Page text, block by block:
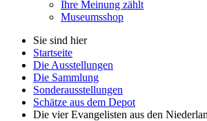
Ihre Meinung zählt
Museumsshop
Sie sind hier
Startseite
Die Ausstellungen
Die Sammlung
Sonderausstellungen
Schätze aus dem Depot
Die vier Evangelisten aus den